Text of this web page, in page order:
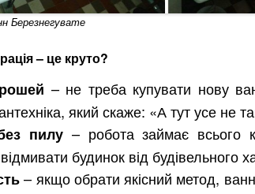
Березнегувате
– це круто?
– не треба купувати нову
який скаже: «А тут усе не
пилу – робота займає всього
будинок від будівельного
– якщо обрати якісний метод,